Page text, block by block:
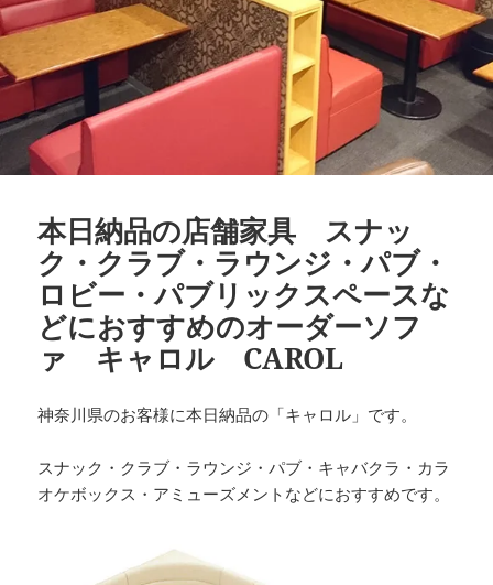
本日納品の店舗家具 スナッ
ク・クラブ・ラウンジ・パブ・
ロビー・パブリックスペースな
どにおすすめのオーダーソフ
ァ キャロル CAROL
神奈川県のお客様に本日納品の「キャロル」です。
スナック・クラブ・ラウンジ・パブ・キャバクラ・カラ
オケボックス・アミューズメントなどにおすすめです。